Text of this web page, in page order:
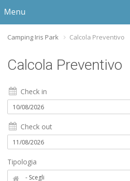
Menu
Camping Iris Park Calcola Preventivo
Calcola Preventivo
Check in
Check out
Tipologia